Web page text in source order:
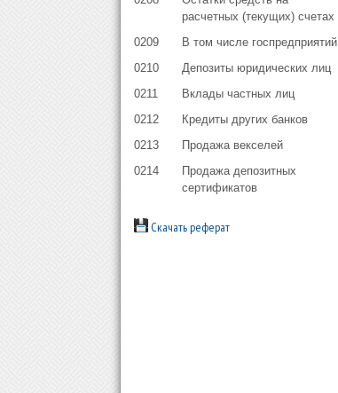
расчетных (текущих) счетах
0209 В том числе госпредприятий
0210
Депозиты юридических лиц
0211
Вклады частных лиц
0212
Кредиты других банков
0213
Продажа векселей
0214
Продажа депозитных
сертификатов
Скачать реферат